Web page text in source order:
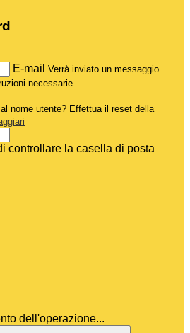
E-mail Verrà inviato un messaggio
necessarie.
nome utente? Effettua il reset della
controllare la casella di posta
dell'operazione...